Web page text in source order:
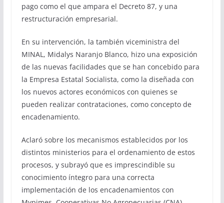
pago como el que ampara el Decreto 87, y una
restructuración empresarial.
En su intervención, la también viceministra del
MINAL, Midalys Naranjo Blanco, hizo una exposición
de las nuevas facilidades que se han concebido para
la Empresa Estatal Socialista, como la diseñada con
los nuevos actores económicos con quienes se
pueden realizar contrataciones, como concepto de
encadenamiento.
Aclaró sobre los mecanismos establecidos por los
distintos ministerios para el ordenamiento de estos
procesos, y subrayó que es imprescindible su
conocimiento íntegro para una correcta
implementación de los encadenamientos con